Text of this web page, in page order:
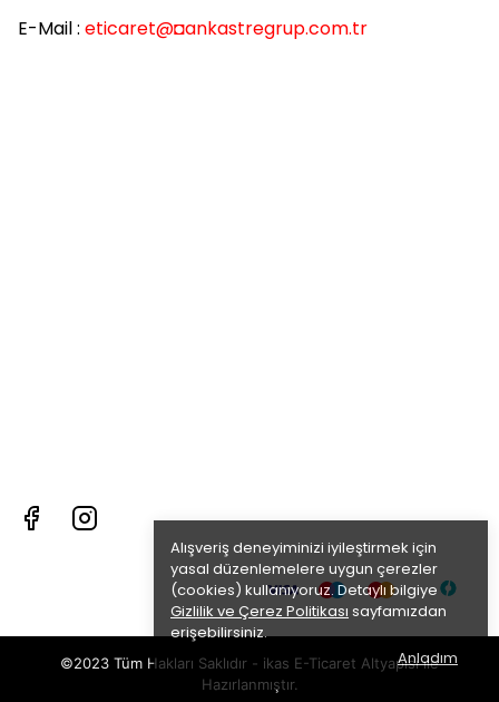
Alışveriş deneyiminizi iyileştirmek için
yasal düzenlemelere uygun çerezler
(cookies) kullanıyoruz. Detaylı bilgiye
Gizlilik ve Çerez Politikası sayfamızdan
erişebilirsiniz.
Anladım
E-Mail : eticaret@◘ankastregrup.com.tr
©2023 Tüm Hakları Saklıdır - ikas E-Ticaret Altyapısı ile
Hazırlanmıştır.